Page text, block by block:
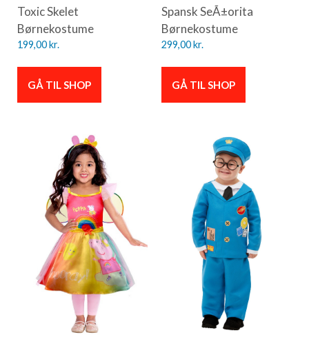
Toxic Skelet
Børnekostume
199,00kr.
GÅ TIL SHOP
Spansk SeÃ±orita
Børnekostume
299,00kr.
GÅ TIL SHOP